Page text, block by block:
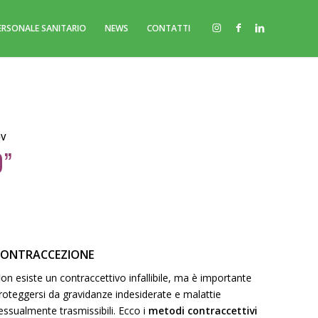
SANITARIO NEWS CONTATTI
esiste un contraccettivo infallibile, ma è importante
da gravidanze indesiderate e malattie
trasmissibili. Ecco i metodi contraccettivi